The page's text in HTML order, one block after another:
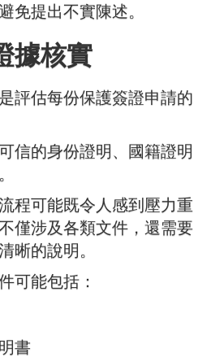
免提出不實陳述。
據核實
評估每份保護簽證申請的
信的身份證明、國籍證明
程可能既令人感到壓力重
僅涉及各類文件，還需要
晰的說明。
可能包括：
書